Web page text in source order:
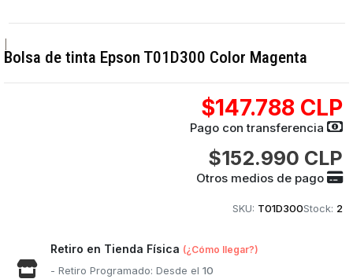
Bolsa de tinta Epson T01D300 Color Magenta
$147.788 CLP
Pago con transferencia
$152.990 CLP
Otros medios de pago
SKU: T01D300Stock: 2
Retiro en Tienda Física (¿Cómo llegar?)
- Retiro Programado: Desde el10